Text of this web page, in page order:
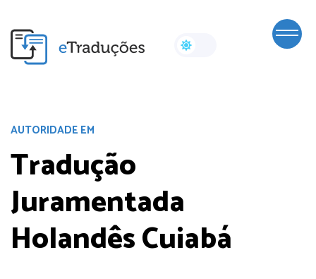
AUTORIDADE EM
Tradução
Juramentada
Holandês Cuiabá